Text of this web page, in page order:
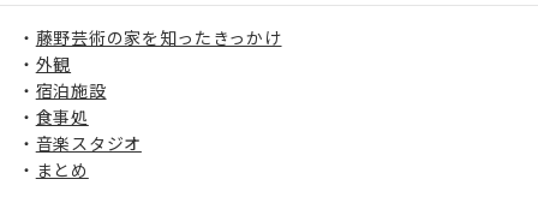
藤野芸術の家を知ったきっかけ
外観
宿泊施設
食事処
音楽スタジオ
まとめ